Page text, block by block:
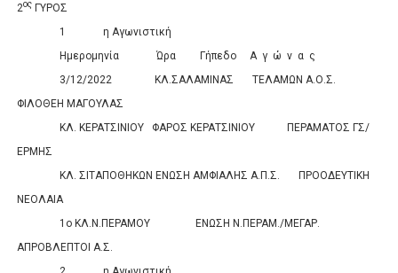
2οςΓΥΡΟΣ
1
η Αγωνιστική
Ημερομηνία
Ώρα Γήπεδο Α γ ώ ν α ς
3/12/2022
ΚΛ.ΣΑΛΑΜΙΝΑΣ
ΤΕΛΑΜΩΝ Α.Ο.Σ.
ΦΙΛΟΘΕΗ ΜΑΓΟΥΛΑΣ
ΚΛ. ΚΕΡΑΤΣΙΝΙΟΥ
ΦΑΡΟΣ ΚΕΡΑΤΣΙΝΙΟΥ
ΠΕΡΑΜΑΤΟΣ ΓΣ/
ΕΡΜΗΣ
ΚΛ. ΣΙΤΑΠΟΘΗΚΩΝ ΕΝΩΣΗ ΑΜΦΙΑΛΗΣ Α.Π.Σ.
ΠΡΟΟΔΕΥΤΙΚΗ
ΝΕΟΛΑΙΑ
1ο ΚΛ.Ν.ΠΕΡΑΜΟΥ
ΕΝΩΣΗ Ν.ΠΕΡΑΜ./ΜΕΓΑΡ.
ΑΠΡΟΒΛΕΠΤΟΙ Α.Σ.